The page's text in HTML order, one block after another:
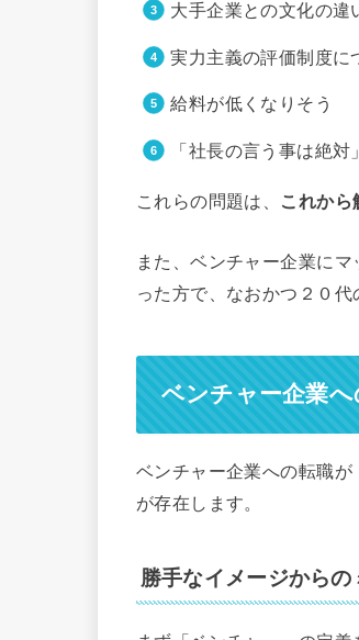
大手企業との文化の違
実力主義の評価制度に
給料が低くなりそう
「社長の言う事は絶
これらの問題は、 これから
また、ベンチャー企業に
った方で、なおかつ２０
ベンチャー企業
ベンチャー企業への転職
が存在します。
勝手なイメージからの